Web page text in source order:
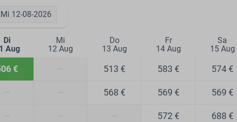
Mi 12-08-2026
Di
Aug
Mi
12 Aug
Do
13 Aug
Fr
14 Aug
Sa
15 Aug
€ 513 € 583 € 574 €
568 € 569 € 569 €
572 € 688 €